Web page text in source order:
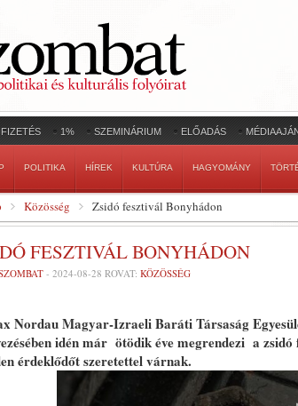
1% SZEMINÁRIUM ELŐADÁS
POLITIKA HÍREK KULTÚRA HAGYOMÁNY
Közösség Zsidó fesztivál Bonyhádon
FESZTIVÁL BONYHÁDON
- 2024-08-28 ROVAT: KÖZÖSSÉG
Nordau Magyar-Izraeli Baráti Társaság
idén már ötödik éve megrendezi a
érdeklődőt szeretettel várnak.